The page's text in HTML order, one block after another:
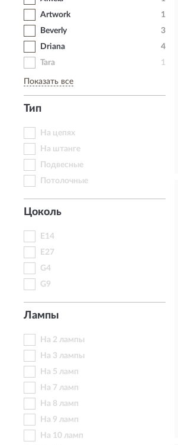
Artwork
1
Beverly
3
Driana
4
Tara
1
Показать все
Тип
На цепях
На штанге
Подвесные
Потолочные
Цоколь
E14
E27
G4
G9
Лампы
На 2 лампы
На 3 лампы
На 5 ламп
На 7 ламп
На 8 ламп
На 9 ламп
На 10 ламп